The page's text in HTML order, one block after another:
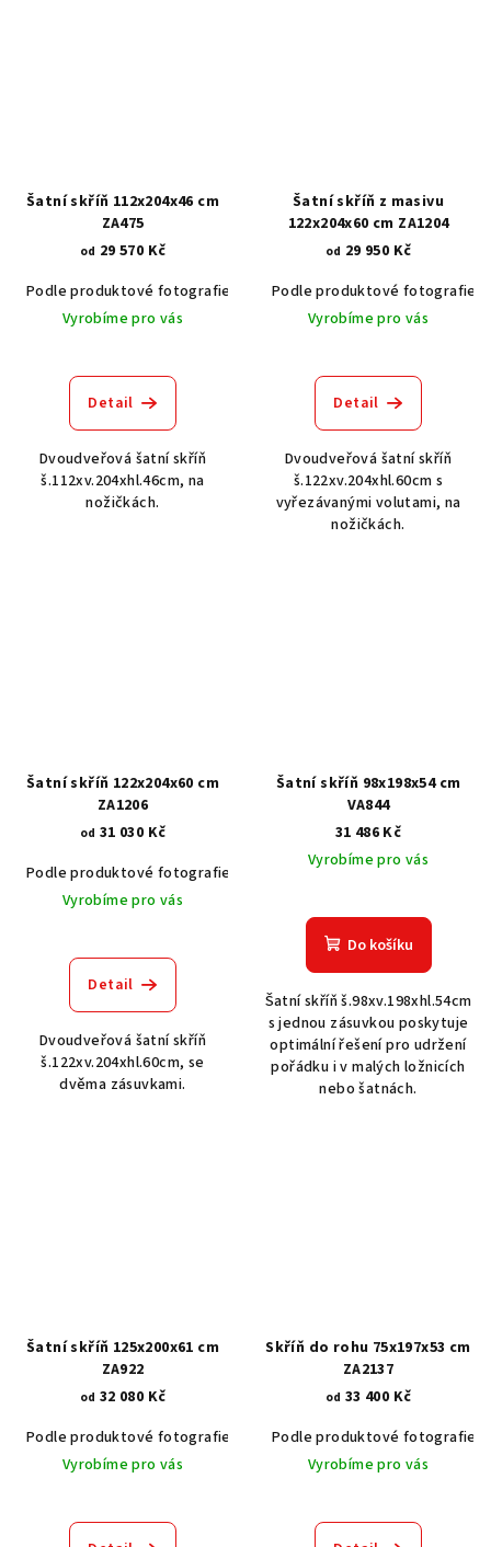
Šatní skříň 112x204x46 cm
ZA475
od 29 570 Kč
Podle produktové fotografie
Akát vintage BT1551
Dub světlý
Vyrobíme pro vás
Detail
Dvoudveřová šatní skříň
š.112xv.204xhl.46cm, na
nožičkách.
Šatní skříň z masivu
122x204x60 cm ZA1204
od 29 950 Kč
Podle produktové fotografie
Vyrobíme pro vás
Detail
Dvoudveřová šatní skříň
š.122xv.204xhl.60cm s
vyřezávanými volutami, na
nožičkách.
Šatní skříň 122x204x60 cm
ZA1206
od 31 030 Kč
Podle produktové fotografie
Akát vintage BT1551
Vyrobíme pro vás
Detail
Dvoudveřová šatní skříň
š.122xv.204xhl.60cm, se
dvěma zásuvkami.
Šatní skříň 98x198x54 cm
VA844
31 486 Kč
Vyrobíme pro vás
Do košíku
Šatní skříň š.98xv.198xhl.54cm
s jednou zásuvkou poskytuje
optimální řešení pro udržení
pořádku i v malých ložnicích
nebo šatnách.
Šatní skříň 125x200x61 cm
ZA922
od 32 080 Kč
Podle produktové fotografie
Akát vintage BT1551
Dub světlý
Vyrobíme pro vás
Skříň do rohu 75x197x53 cm
ZA2137
od 33 400 Kč
Podle produktové fotografie
Vyrobíme pro vás